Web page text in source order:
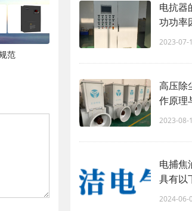
范
电抗器
功功率
2023-07-
高压除
作原理
2023-08-
电捕焦
具有以
2024-06-